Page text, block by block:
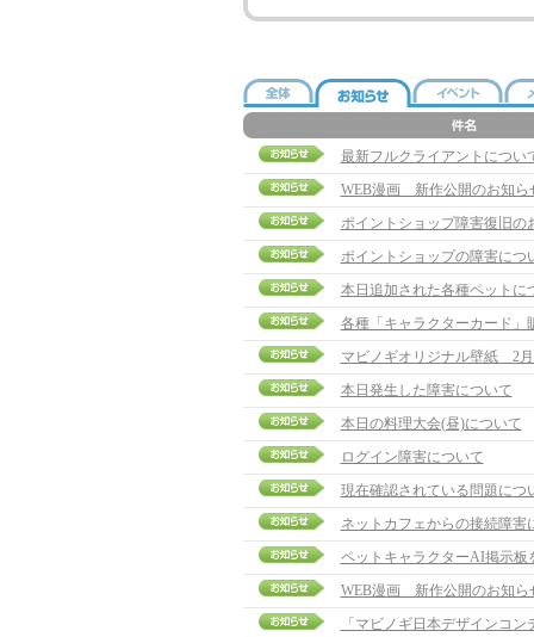
最新フルクライアントについ
WEB漫画 新作公開のお知ら
ポイントショップ障害復旧の
ポイントショップの障害につ
本日追加された各種ペットに
各種「キャラクターカード」
マビノギオリジナル壁紙 2
本日発生した障害について
本日の料理大会(昼)について
ログイン障害について
現在確認されている問題につ
ネットカフェからの接続障害
ペットキャラクターAI掲示板
WEB漫画 新作公開のお知ら
「マビノギ日本デザインコ